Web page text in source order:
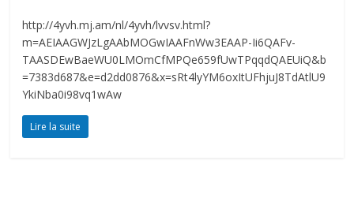
http://4yvh.mj.am/nl/4yvh/lvvsv.html?
m=AEIAAGWJzLgAAbMOGwIAAFnWw3EAAP-Ii6QAFv-
TAASDEwBaeWU0LMOmCfMPQe659fUwTPqqdQAEUiQ&b
=7383d687&e=d2dd0876&x=sRt4lyYM6oxItUFhjuJ8TdAtlU9
YkiNba0i98vq1wAw
Lire la suite